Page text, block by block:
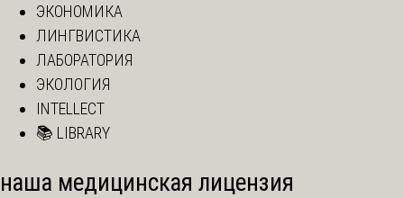
ЭКОНОМИКА
ЛИНГВИСТИКА
ЛАБОРАТОРИЯ
ЭКОЛОГИЯ
INTELLECT
📚 LIBRARY
наша медицинская лицензия